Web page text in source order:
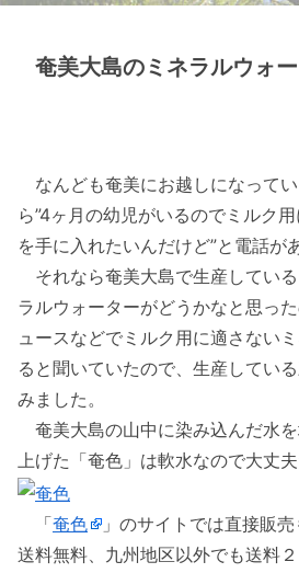
奄美大島のミネラルウォ
なんども奄美にお越しになって
ら”4ヶ月の幼児がいるのでミルク
を手に入れたいんだけど”と電話が
それなら奄美大島で生産してい
ラルウォーターがどうかなと思っ
ュースなどでミルク用に適さない
ると聞いていたので、生産してい
みました。
奄美大島の山中に染み込んだ水
上げた「奄色」は軟水なので大丈夫
「奄色
」のサイトでは直接販
送料無料、九州地区以外でも送料２